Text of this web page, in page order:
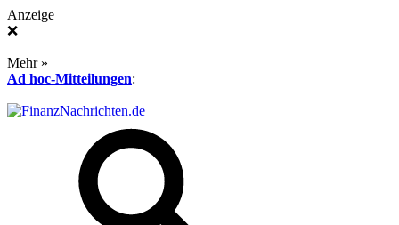
Anzeige
❌
Mehr »
Ad hoc-Mitteilungen: